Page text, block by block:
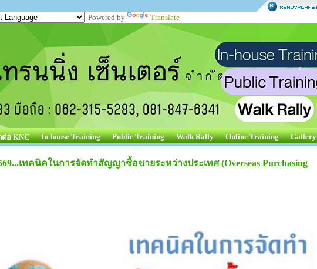
Powered by Translate
อ KNC In-house Training Public Training Walk Rally Online Training
Gallery
เทคนิคในการจัดทำสัญญาซื้อขายระหว่างประเทศ (Overseas Purchasing